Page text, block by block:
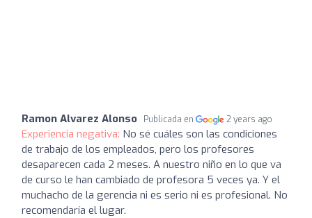
Ramon Alvarez Alonso Publicada en 2 years ago
Experiencia negativa: No sé cuáles son las condiciones
de trabajo de los empleados, pero los profesores
desaparecen cada 2 meses. A nuestro niño en lo que va
de curso le han cambiado de profesora 5 veces ya. Y el
muchacho de la gerencia ni es serio ni es profesional. No
recomendaría el lugar.